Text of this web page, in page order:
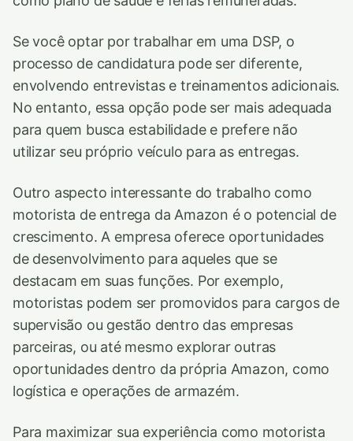
Se você optar por trabalhar em uma DSP, o
processo de candidatura pode ser diferente,
envolvendo entrevistas e treinamentos adicionais.
No entanto, essa opção pode ser mais adequada
para quem busca estabilidade e prefere não
utilizar seu próprio veículo para as entregas.
Outro aspecto interessante do trabalho como
motorista de entrega da Amazon é o potencial de
crescimento. A empresa oferece oportunidades
de desenvolvimento para aqueles que se
destacam em suas funções. Por exemplo,
motoristas podem ser promovidos para cargos de
supervisão ou gestão dentro das empresas
parceiras, ou até mesmo explorar outras
oportunidades dentro da própria Amazon, como
logística e operações de armazém.
Para maximizar sua experiência como motorista